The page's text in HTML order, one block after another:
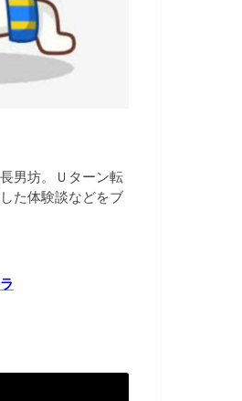
男坊。Ｕターン転
た体験談などをブ